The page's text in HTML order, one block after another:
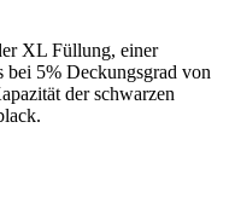
XL Füllung, einer
bei 5% Deckungsgrad von
der schwarzen